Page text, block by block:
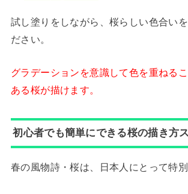
試し塗りをしながら、桜らしい色合い
ださい。
グラデーションを意識して色を重ねる
ある桜が描けます。
初心者でも簡単にできる桜の描き方
春の風物詩・桜は、日本人にとって特別